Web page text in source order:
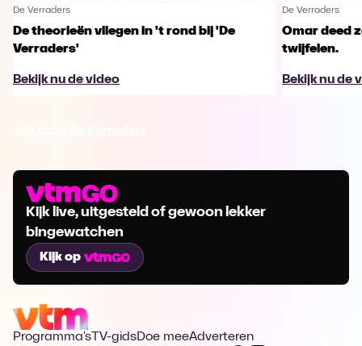
De Verraders
De theorieën vliegen in 't rond bij 'De
Verraders'
Bekijk nu de video
De Verraders
Omar deed
twijfelen.
Bekijk nu de
Kijk live, uitgesteld of gewoon lekker
bingewatchen
Kijk op
Programma's TV-gidsDoe meeAdverteren